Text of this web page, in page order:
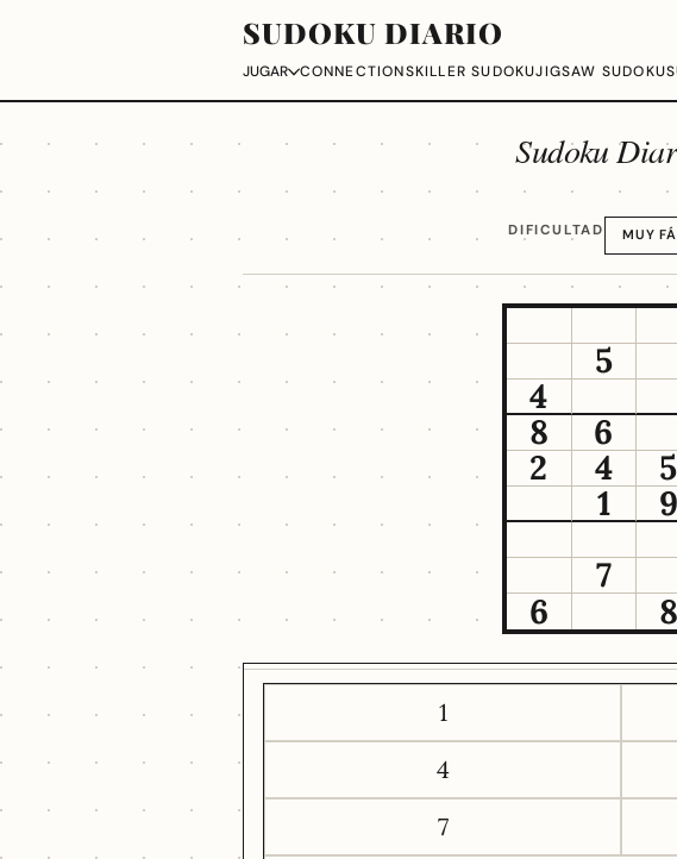
SUDOKU DIARIO
JUGAR CONNECTIONSKILLER SUDOKUJIGSAW SUDOKU
Sudoku
DIFICULTAD MUY
5
4
8
6
2
4 5
1
9
7
6
8
1
4
7